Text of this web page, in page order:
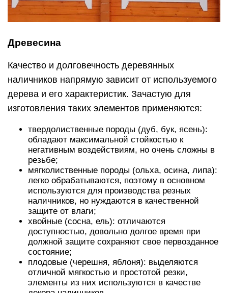
Древесина
Качество и долговечность деревянных
наличников напрямую зависит от используемого
дерева и его характеристик. Зачастую для
изготовления таких элементов применяются:
твердолиственные породы (дуб, бук, ясень):
обладают максимальной стойкостью к
негативным воздействиям, но очень сложны в
резьбе;
мягколиственные породы (ольха, осина, липа):
легко обрабатываются, поэтому в основном
используются для производства резных
наличников, но нуждаются в качественной
защите от влаги;
хвойные (сосна, ель): отличаются
доступностью, довольно долгое время при
должной защите сохраняют свое первозданное
состояние;
плодовые (черешня, яблоня): выделяются
отличной мягкостью и простотой резки,
элементы из них используются в качестве